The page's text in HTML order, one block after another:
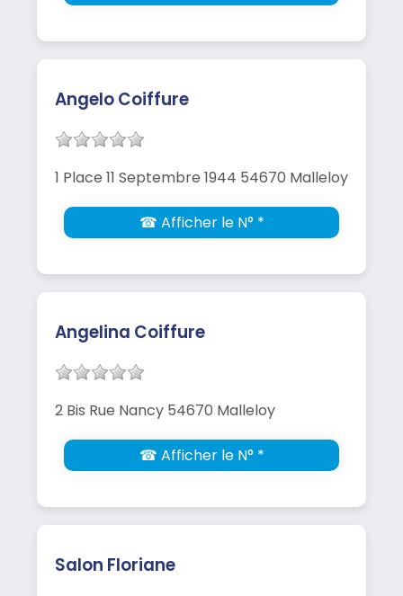
Angelo Coiffure
1 Place 11 Septembre 1944 54670 Malleloy
☎ Afficher le N° *
Angelina Coiffure
2 Bis Rue Nancy 54670 Malleloy
☎ Afficher le N° *
Salon Floriane